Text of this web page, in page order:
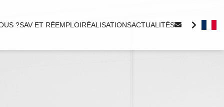
?SAV ET RÉEMPLOIRÉALISATIONSACTUALITÉS